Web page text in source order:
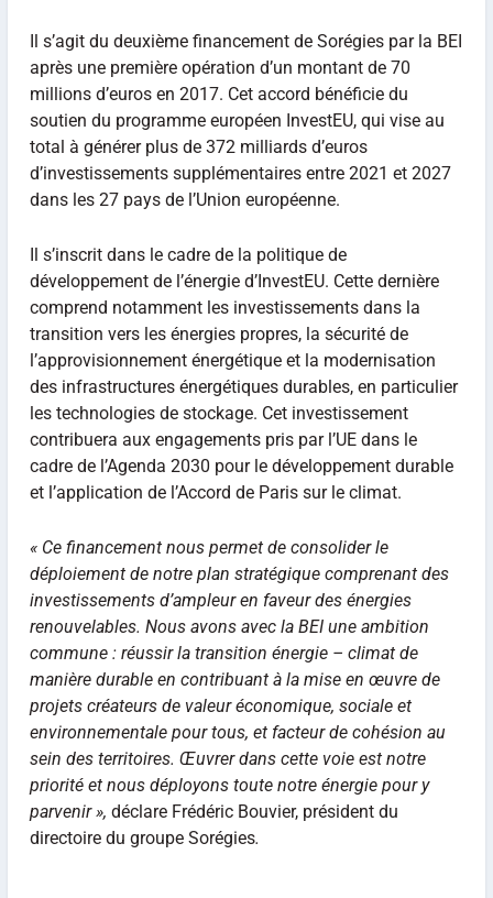
Il s’agit du deuxième financement de Sorégies par la BEI
après une première opération d’un montant de 70
millions d’euros en 2017. Cet accord bénéficie du
soutien du programme européen InvestEU, qui vise au
total à générer plus de 372 milliards d’euros
d’investissements supplémentaires entre 2021 et 2027
dans les 27 pays de l’Union européenne.
Il s’inscrit dans le cadre de la politique de
développement de l’énergie d’InvestEU. Cette dernière
comprend notamment les investissements dans la
transition vers les énergies propres, la sécurité de
l’approvisionnement énergétique et la modernisation
des infrastructures énergétiques durables, en particulier
les technologies de stockage. Cet investissement
contribuera aux engagements pris par l’UE dans le
cadre de l’Agenda 2030 pour le développement durable
et l’application de l’Accord de Paris sur le climat.
« Ce financement nous permet de consolider le
déploiement de notre plan stratégique comprenant des
investissements d’ampleur en faveur des énergies
renouvelables. Nous avons avec la BEI une ambition
commune : réussir la transition énergie – climat de
manière durable en contribuant à la mise en œuvre de
projets créateurs de valeur économique, sociale et
environnementale pour tous, et facteur de cohésion au
sein des territoires. Œuvrer dans cette voie est notre
priorité et nous déployons toute notre énergie pour y
parvenir », déclare Frédéric Bouvier, président du
directoire du groupe Sorégies.